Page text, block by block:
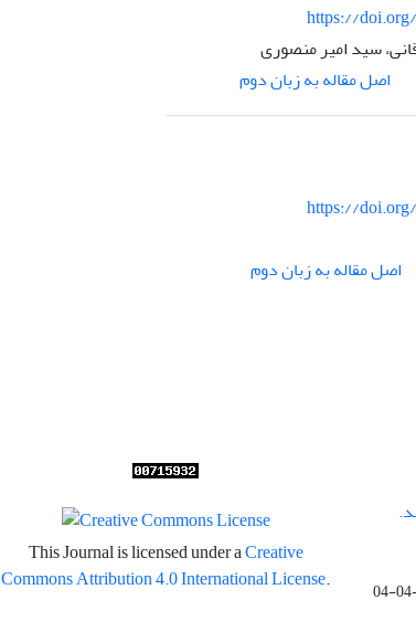
https://
سید امیر منصوری
اصل مقاله به زبان دوم
https://
اصل مقاله به زبان دوم
This Journal is licensed under aCreative
Commons Attribution 4.0 International License.